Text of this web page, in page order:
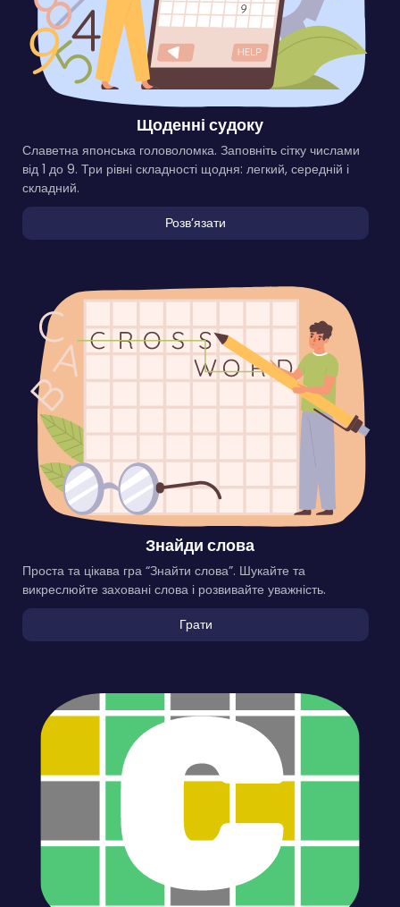
Щоденні судоку
Славетна японська головоломка. Заповніть сітку числами
від 1 до 9. Три рівні складності щодня: легкий, середній і
складний.
Розвʼязати
Знайди слова
Проста та цікава гра “Знайти слова”. Шукайте та
викреслюйте заховані слова і розвивайте уважність.
Грати